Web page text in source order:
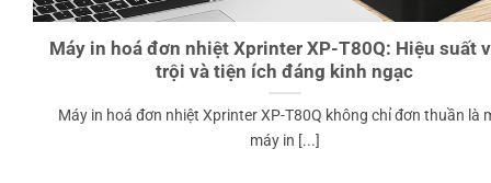
Máy in hoá đơn nhiệt Xprinter XP-T80Q: Hiệu suất
trội và tiện ích đáng kinh ngạc
Máy in hoá đơn nhiệt Xprinter XP-T80Q không chỉ đơn thuần là
máy in [...]